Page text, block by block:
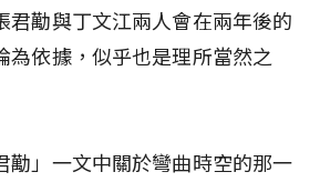
君勱與丁文江兩人會在兩年後的
為依據，似乎也是理所當然之
勱」一文中關於彎曲時空的那一